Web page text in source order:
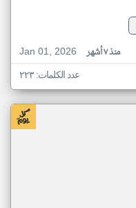
Jan 01, 2026
منذ ٧ أشهر
عدد الكلمات: ٢٢٣